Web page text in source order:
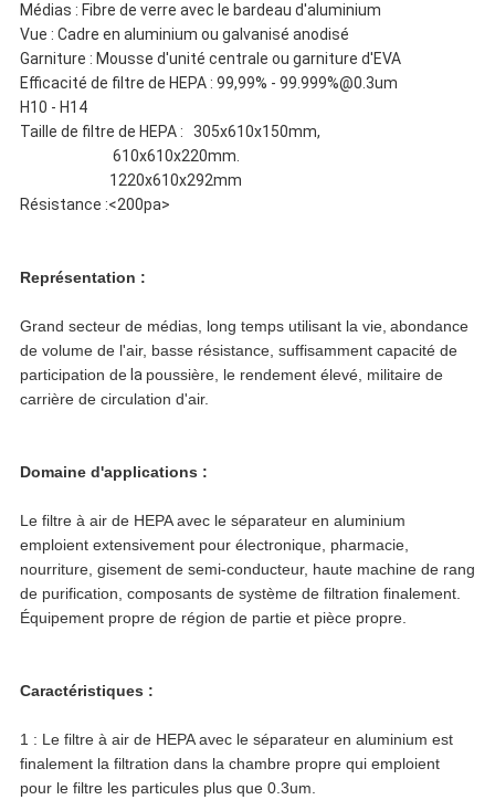
Médias : Fibre de verre avec le bardeau d'aluminium
Vue : Cadre en aluminium ou galvanisé anodisé
Garniture : Mousse d'unité centrale ou garniture d'EVA
Efficacité de filtre de HEPA : 99,99% - 99.999%@0.3um
H10 - H14
Taille de filtre de HEPA : 305x610x150mm,
610x610x220mm.
1220x610x292mm
Résistance :<200pa>
Représentation :
Grand secteur de médias, long temps utilisant la vie, abondance
de volume de l'air, basse résistance, suffisamment capacité de
participation dela poussière, le rendement élevé, militaire de
carrière de circulation d'air.
Domaine d'applications :
Le filtre à air de HEPA avec le séparateur en aluminium
emploient extensivement pour électronique, pharmacie,
nourriture, gisement de semi-conducteur, haute machine de rang
de purification, composants de système de filtration finalement.
Équipement propre de région de partie et pièce propre.
Caractéristiques :
1 : Le filtre à air de HEPA avec le séparateur en aluminium est
finalement la filtration dans la chambre propre qui emploient
pour le filtre les particules plus que 0.3um.